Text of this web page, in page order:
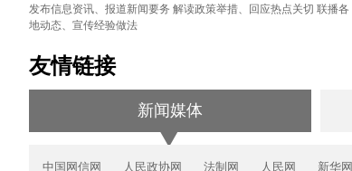
发布信息资讯、报道新闻要务 解读政策举措、回应热点关切 联播各
地动态、宣传经验做法
友情链接
新闻媒体
中国网信网 人民政协网 法制网 人民网 新华网